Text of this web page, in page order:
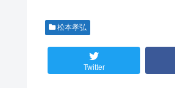
松本孝弘
Twitter